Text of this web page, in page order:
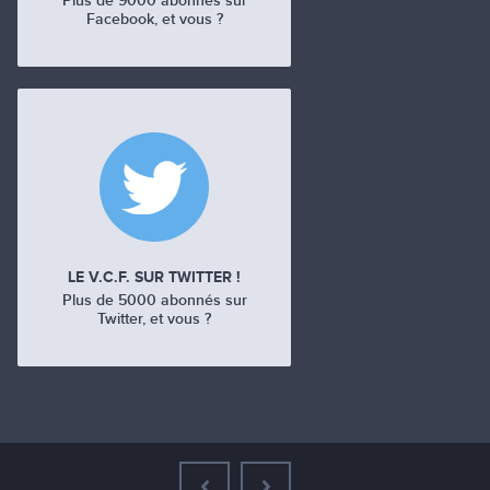
Facebook, et vous ?
LE V.C.F. SUR TWITTER !
Plus de 5000 abonnés sur
Twitter, et vous ?